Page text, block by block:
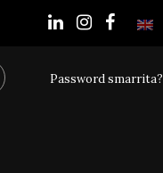
Password smarrita?